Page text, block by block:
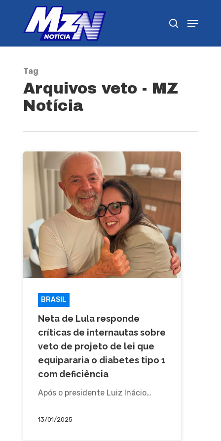
Tag
Arquivos veto - MZ
Notícia
BRASIL
Neta de Lula responde
críticas de internautas sobre
veto de projeto de lei que
equipararia o diabetes tipo 1
com deficiência
Após o presidente Luiz Inácio…
13/01/2025